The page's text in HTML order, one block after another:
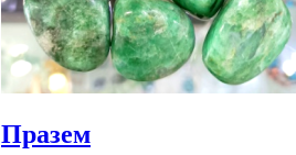
Празем